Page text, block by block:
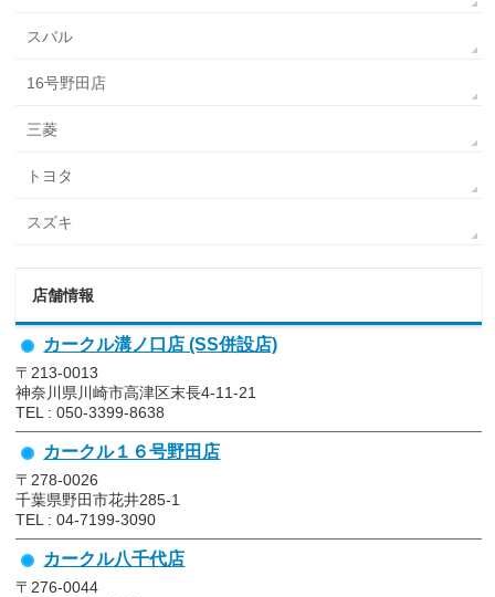
スバル
16号野田店
三菱
トヨタ
スズキ
店舗情報
カークル溝ノ口店 (SS併設店)
〒213-0013
神奈川県川崎市高津区末長4-11-21
TEL : 050-3399-8638
カークル１６号野田店
〒278-0026
千葉県野田市花井285-1
TEL : 04-7199-3090
カークル八千代店
〒276-0044